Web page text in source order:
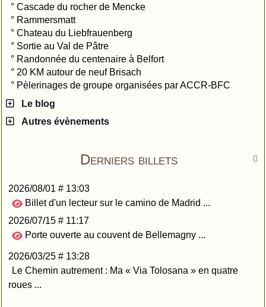
° Cascade du rocher de Mencke
° Rammersmatt
° Chateau du Liebfrauenberg
° Sortie au Val de Pâtre
° Randonnée du centenaire à Belfort
° 20 KM autour de neuf Brisach
° Pèlerinages de groupe organisées par ACCR-BFC
Le blog
Autres évènements

Derniers billets
2026/08/01 # 13:03
Billet d'un lecteur sur le camino de Madrid ...
2026/07/15 # 11:17
Porte ouverte au couvent de Bellemagny ...
2026/03/25 # 13:28
Le Chemin autrement : Ma « Via Tolosana » en quatre
roues ...